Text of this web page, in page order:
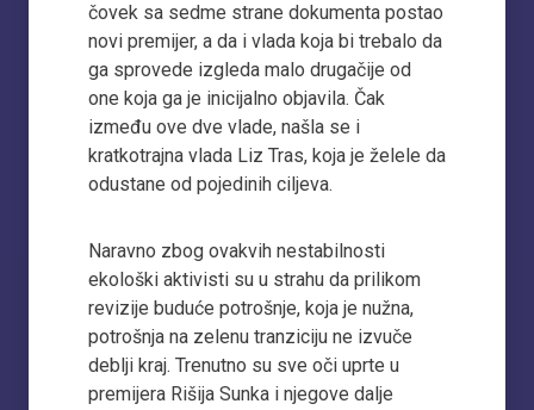
čovek sa sedme strane dokumenta postao
novi premijer, a da i vlada koja bi trebalo da
ga sprovede izgleda malo drugačije od
one koja ga je inicijalno objavila. Čak
između ove dve vlade, našla se i
kratkotrajna vlada Liz Tras, koja je želele da
odustane od pojedinih ciljeva.
Naravno zbog ovakvih nestabilnosti
ekološki aktivisti su u strahu da prilikom
revizije buduće potrošnje, koja je nužna,
potrošnja na zelenu tranziciju ne izvuče
deblji kraj. Trenutno su sve oči uprte u
premijera Rišija Sunka i njegove dalje